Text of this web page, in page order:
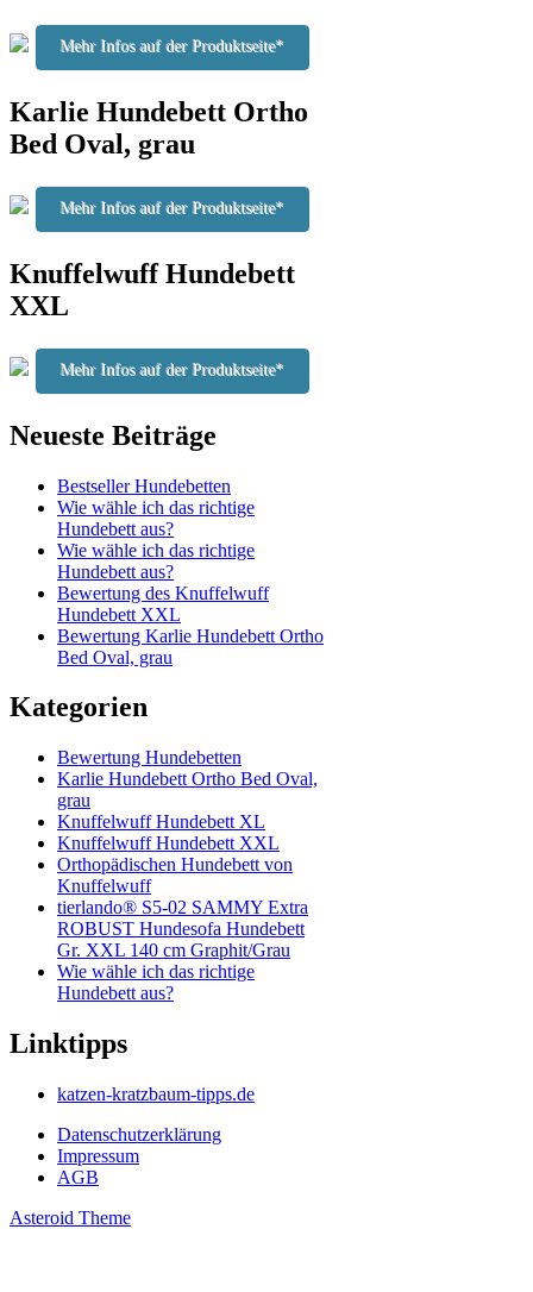
Mehr Infos auf der Produktseite*
Karlie Hundebett Ortho
Bed Oval, grau
Mehr Infos auf der Produktseite*
Knuffelwuff Hundebett
XXL
Mehr Infos auf der Produktseite*
Neueste Beiträge
Bestseller Hundebetten
Wie wähle ich das richtige
Hundebett aus?
Wie wähle ich das richtige
Hundebett aus?
Bewertung des Knuffelwuff
Hundebett XXL
Bewertung Karlie Hundebett Ortho
Bed Oval, grau
Kategorien
Bewertung Hundebetten
Karlie Hundebett Ortho Bed Oval,
grau
Knuffelwuff Hundebett XL
Knuffelwuff Hundebett XXL
Orthopädischen Hundebett von
Knuffelwuff
tierlando® S5-02 SAMMY Extra
ROBUST Hundesofa Hundebett
Gr. XXL 140 cm Graphit/Grau
Wie wähle ich das richtige
Hundebett aus?
Linktipps
katzen-kratzbaum-tipps.de
Datenschutzerklärung
Impressum
AGB
Asteroid Theme